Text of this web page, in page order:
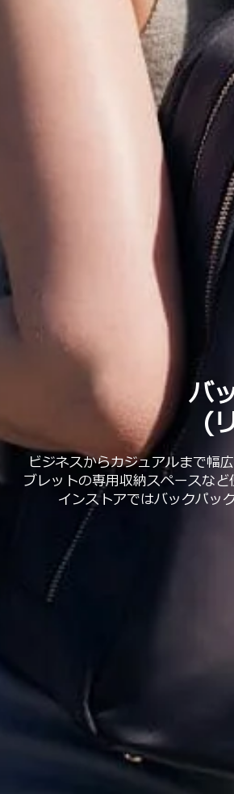
バ
(
ビジネスからカジュアルまで幅
ブレットの専用収納スペースな
インストアではバックパッ